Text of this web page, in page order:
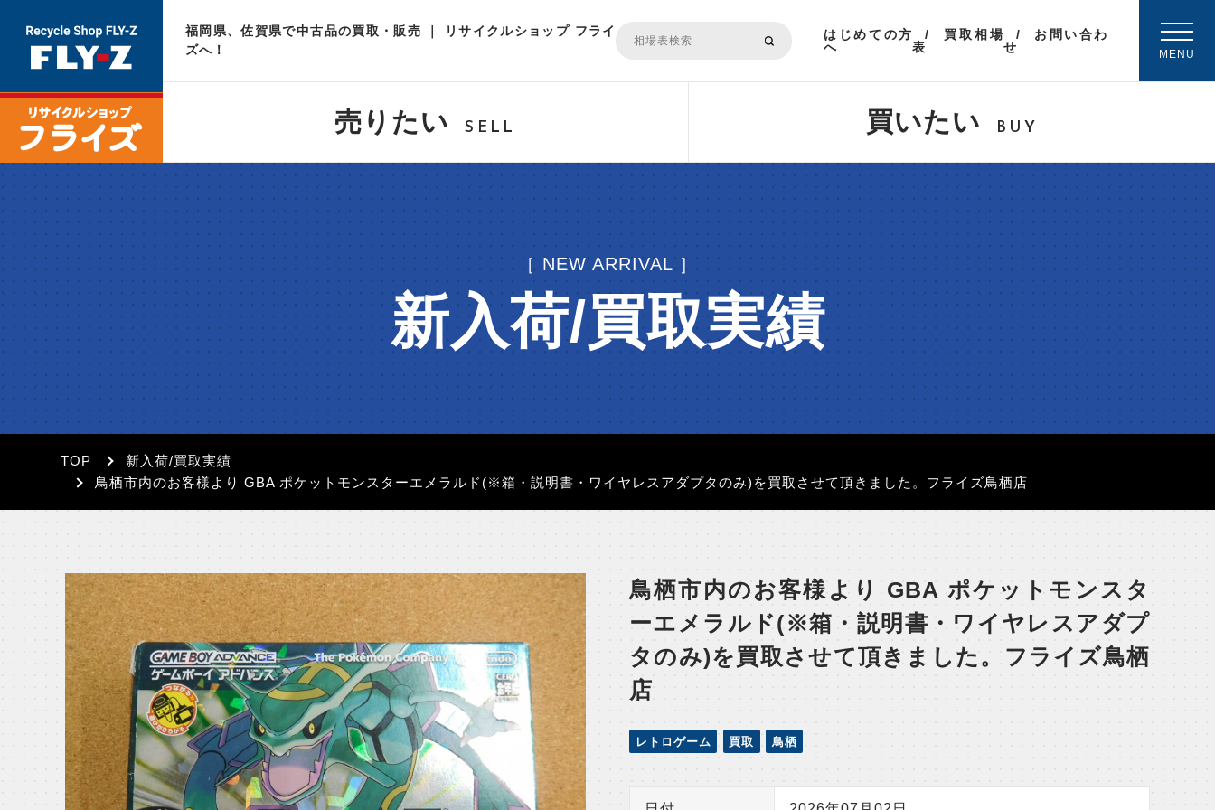
福岡県、佐賀県で中古品の買取・販売 ｜ リサイクルショップ フライ
ズへ！
はじめての方
へ
買取相場
表
お問い合わ
せ
MENU
売りたい SELL 買いたい BUY
［ NEW ARRIVAL ］
新入荷/買取実績
TOP
新入荷/買取実績
鳥栖市内のお客様より GBA ポケットモンスターエメラルド(※箱・説明書・ワイヤレスアダプタのみ)を買取させて頂きました。フライズ鳥栖店
鳥栖市内のお客様より GBA ポケットモンスタ
ーエメラルド(※箱・説明書・ワイヤレスアダプ
タのみ)を買取させて頂きました。フライズ鳥栖
店
レトロゲーム 買取 鳥栖